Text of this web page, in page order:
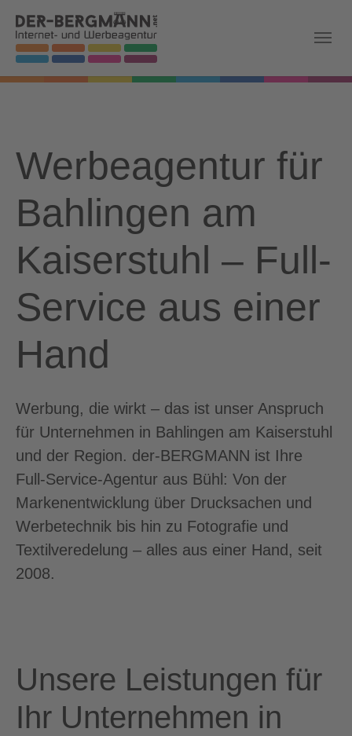
Skip to main navigation
Zum Hauptinhalt springen
Skip to page footer
Werbeagentur für
Bahlingen am
Kaiserstuhl – Full-
Service aus einer
Hand
Werbung, die wirkt – das ist unser Anspruch
für Unternehmen in Bahlingen am Kaiserstuhl
und der Region. der-BERGMANN ist Ihre
Full-Service-Agentur aus Bühl: Von der
Markenentwicklung über Drucksachen und
Werbetechnik bis hin zu Fotografie und
Textilveredelung – alles aus einer Hand, seit
2008.
Unsere Leistungen für
Ihr Unternehmen in